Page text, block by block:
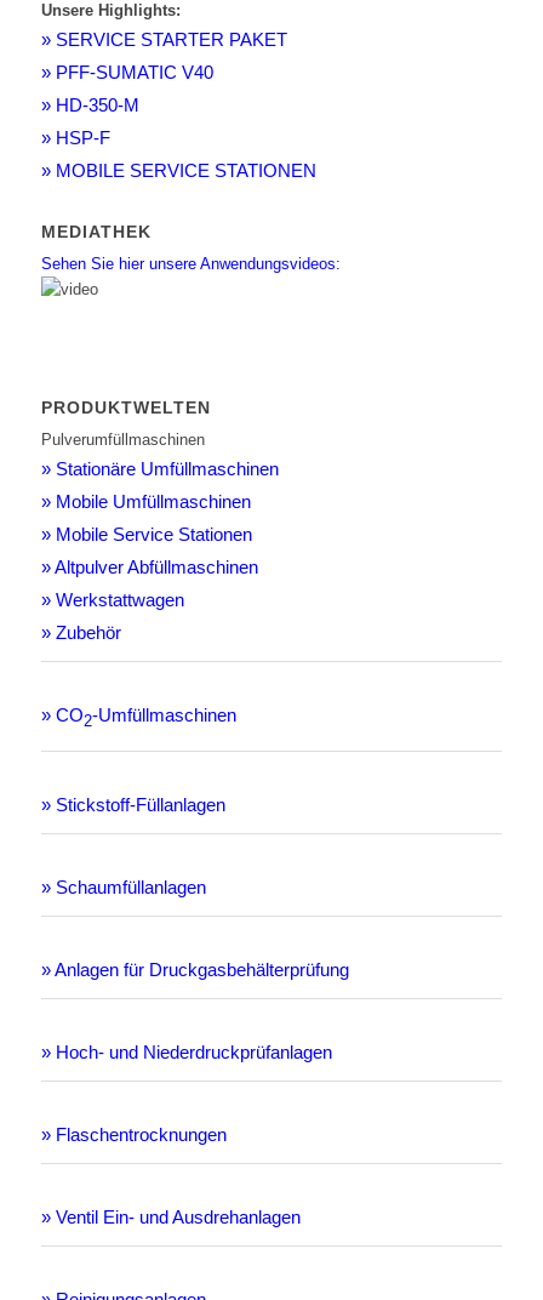
Unsere Highlights:
» SERVICE STARTER PAKET
» PFF-SUMATIC V40
» HD-350-M
» HSP-F
» MOBILE SERVICE STATIONEN
MEDIATHEK
Sehen Sie hier unsere Anwendungsvideos:
PRODUKTWELTEN
Pulverumfüllmaschinen
» Stationäre Umfüllmaschinen
» Mobile Umfüllmaschinen
» Mobile Service Stationen
» Altpulver Abfüllmaschinen
» Werkstattwagen
» Zubehör
» CO2-Umfüllmaschinen
» Stickstoff-Füllanlagen
» Schaumfüllanlagen
» Anlagen für Druckgasbehälterprüfung
» Hoch- und Niederdruckprüfanlagen
» Flaschentrocknungen
» Ventil Ein- und Ausdrehanlagen